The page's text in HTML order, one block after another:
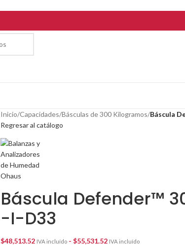
Inicio/Capacidades/Básculas de 300 Kilogramos/Báscula
Regresar al catálogo
Báscula Defender™
-I-D33
$48,513.52 IVA incluído - $55,531.52 IVA incluído